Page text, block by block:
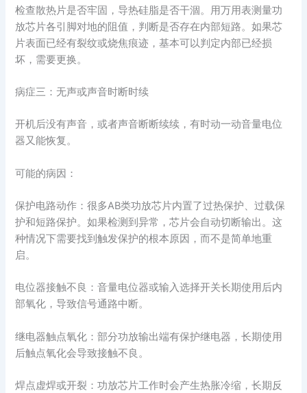
检查散热片是否牢固，导热硅脂是否干涸。用万用表测量功
放芯片各引脚对地的阻值，判断是否存在内部短路。如果芯
片表面已经有裂纹或烧焦痕迹，基本可以判定内部已经损
坏，需要更换。
病症三：无声或声音时断时续
开机后没有声音，或者声音断断续续，有时动一动音量电位
器又能恢复。
可能的病因：
保护电路动作：很多AB类功放芯片内置了过热保护、过载保
护和短路保护。如果检测到异常，芯片会自动切断输出。这
种情况下需要找到触发保护的根本原因，而不是简单地重
启。
电位器接触不良：音量电位器或输入选择开关长期使用后内
部氧化，导致信号通路中断。
继电器触点氧化：部分功放输出端有保护继电器，长期使用
后触点氧化会导致接触不良。
焊点虚焊或开裂：功放芯片工作时会产生热胀冷缩，长期反